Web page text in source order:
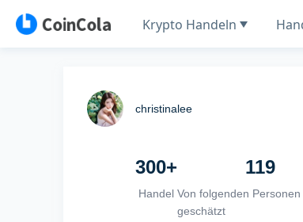
Krypto Handeln
christinalee
300+
Handel
119
Von folgenden Personen
geschätzt